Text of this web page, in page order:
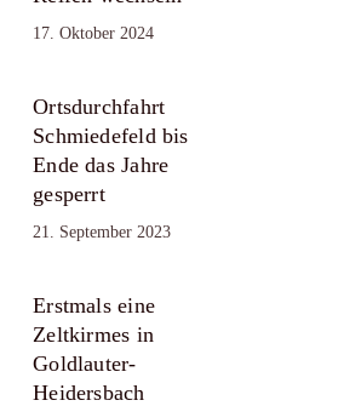
17. Oktober 2024
Ortsdurchfahrt
Schmiedefeld bis
Ende das Jahre
gesperrt
21. September 2023
Erstmals eine
Zeltkirmes in
Goldlauter-
Heidersbach